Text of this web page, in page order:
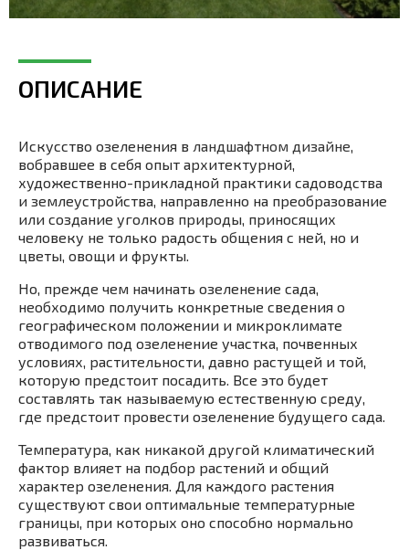
ОПИСАНИЕ
Искусство озеленения в ландшафтном дизайне,
вобравшее в себя опыт архитектурной,
художественно-прикладной практики садоводства
и землеустройства, направленно на преобразование
или создание уголков природы, приносящих
человеку не только радость общения с ней, но и
цветы, овощи и фрукты.
Но, прежде чем начинать озеленение сада,
необходимо получить конкретные сведения о
географическом положении и микроклимате
отводимого под озеленение участка, почвенных
условиях, растительности, давно растущей и той,
которую предстоит посадить. Все это будет
составлять так называемую естественную среду,
где предстоит провести озеленение будущего сада.
Температура, как никакой другой климатический
фактор влияет на подбор растений и общий
характер озеленения. Для каждого растения
существуют свои оптимальные температурные
границы, при которых оно способно нормально
развиваться.